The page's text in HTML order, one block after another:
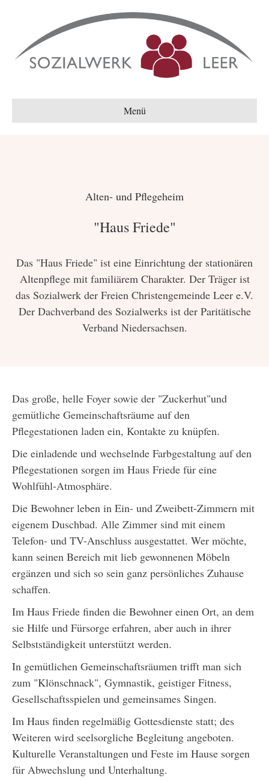
Menü
Alten- und Pflegeheim
"Haus Friede"
Das "Haus Friede" ist eine Einrichtung der stationären
Altenpflege mit familiärem Charakter. Der Träger ist
das Sozialwerk der Freien Christengemeinde Leer e.V.
Der Dachverband des Sozialwerks ist der Paritätische
Verband Niedersachsen.
Das große, helle Foyer sowie der "Zuckerhut"und
gemütliche Gemeinschaftsräume auf den
Pflegestationen laden ein, Kontakte zu knüpfen.
Die einladende und wechselnde Farbgestaltung auf den
Pflegestationen sorgen im Haus Friede für eine
Wohlfühl-Atmosphäre.
Die Bewohner leben in Ein- und Zweibett-Zimmern mit
eigenem Duschbad. Alle Zimmer sind mit einem
Telefon- und TV-Anschluss ausgestattet. Wer möchte,
kann seinen Bereich mit lieb gewonnenen Möbeln
ergänzen und sich so sein ganz persönliches Zuhause
schaffen.
Im Haus Friede finden die Bewohner einen Ort, an dem
sie Hilfe und Fürsorge erfahren, aber auch in ihrer
Selbstständigkeit unterstützt werden.
In gemütlichen Gemeinschaftsräumen trifft man sich
zum "Klönschnack", Gymnastik, geistiger Fitness,
Gesellschaftsspielen und gemeinsames Singen.
Im Haus finden regelmäßig Gottesdienste statt; des
Weiteren wird seelsorgliche Begleitung angeboten.
Kulturelle Veranstaltungen und Feste im Hause sorgen
für Abwechslung und Unterhaltung.